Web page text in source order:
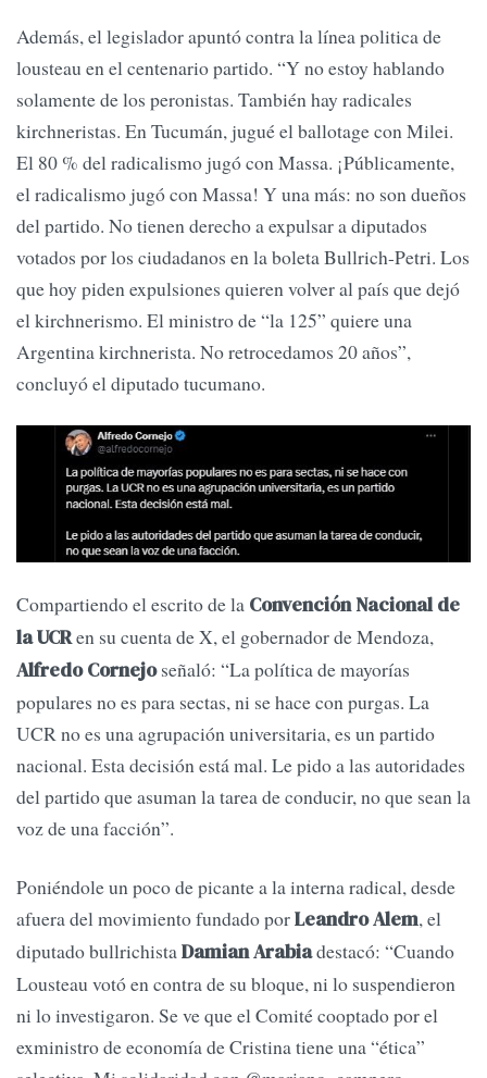
Además, el legislador apuntó contra la línea politica de
lousteau en el centenario partido. “Y no estoy hablando
solamente de los peronistas. También hay radicales
kirchneristas. En Tucumán, jugué el ballotage con Milei.
El 80 % del radicalismo jugó con Massa. ¡Públicamente,
el radicalismo jugó con Massa! Y una más: no son dueños
del partido. No tienen derecho a expulsar a diputados
votados por los ciudadanos en la boleta Bullrich-Petri. Los
que hoy piden expulsiones quieren volver al país que dejó
el kirchnerismo. El ministro de “la 125” quiere una
Argentina kirchnerista. No retrocedamos 20 años”,
concluyó el diputado tucumano.
Compartiendo el escrito de la Convención Nacional de
la UCRen su cuenta de X, el gobernador de Mendoza,
Alfredo Cornejoseñaló: “La política de mayorías
populares no es para sectas, ni se hace con purgas. La
UCR no es una agrupación universitaria, es un partido
nacional. Esta decisión está mal. Le pido a las autoridades
del partido que asuman la tarea de conducir, no que sean la
voz de una facción”.
Poniéndole un poco de picante a la interna radical, desde
afuera del movimiento fundado porLeandro Alem, el
diputado bullrichistaDamian Arabiadestacó: “Cuando
Lousteau votó en contra de su bloque, ni lo suspendieron
ni lo investigaron. Se ve que el Comité cooptado por el
exministro de economía de Cristina tiene una “ética”